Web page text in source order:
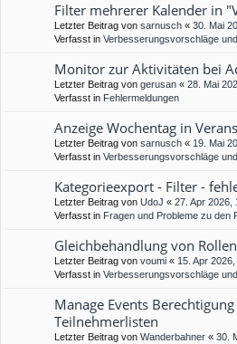
Filter mehrerer Kalender in
Letzter Beitrag von sarnusch « 30. Mai
Verfasst in Verbesserungsvorschläge
Monitor zur Aktivitäten bei
Letzter Beitrag von gerusan « 28. Mai
Verfasst in Fehlermeldungen
Anzeige Wochentag in
Letzter Beitrag von sarnusch « 19. Mai
Verfasst in Verbesserungsvorschläge
Kategorieexport - Filter -
Letzter Beitrag von UdoJ « 27. Apr 2026,
Verfasst in Fragen und Probleme zu den
Gleichbehandlung von
Letzter Beitrag von voumi « 15. Apr
Verfasst in Verbesserungsvorschläge
Manage Events
Teilnehmerlisten
Letzter Beitrag von Wanderbahner « 30.